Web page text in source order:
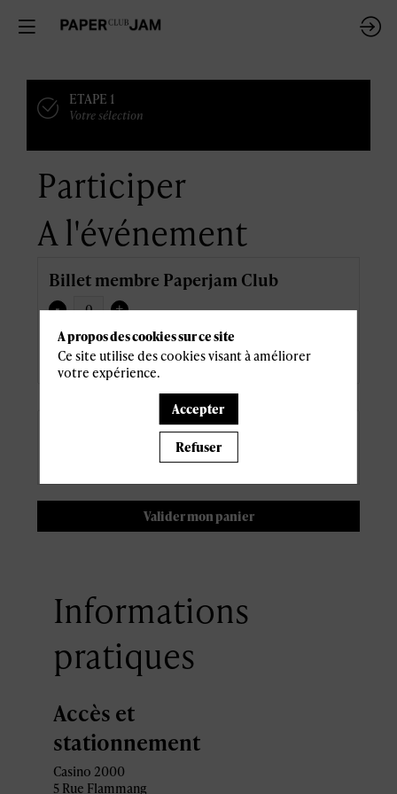
ETAPE 1
Votre sélection
Participer
A l'événement
Billet membre Paperjam Club
- +
Prix dont TVA 6,80 €
:
Valider mon panier
Informations
pratiques
Accès et
stationnement
Casino 2000
5 Rue Flammang
A propos des cookies sur ce site
Ce site utilise des cookies visant à améliorer
votre expérience.
Accepter
Refuser